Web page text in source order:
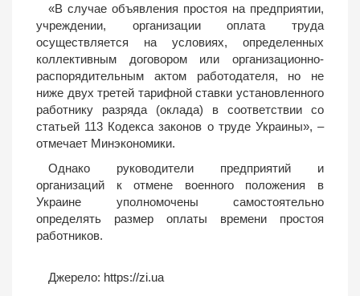
«В случае объявления простоя на предприятии,
учреждении, организации оплата труда
осуществляется на условиях, определенных
коллективным договором или организационно-
распорядительным актом работодателя, но не
ниже двух третей тарифной ставки установленного
работнику разряда (оклада) в соответствии со
статьей 113 Кодекса законов о труде Украины», –
отмечает Минэкономики.
Однако руководители предприятий и
организаций к отмене военного положения в
Украине уполномочены самостоятельно
определять размер оплаты времени простоя
работников.
Джерело: https://zi.ua